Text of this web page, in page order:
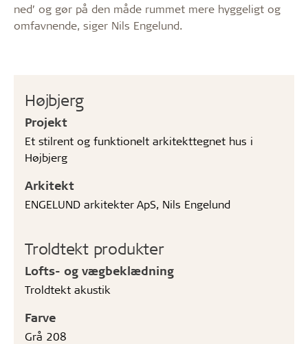
Højbjerg
Projekt
Et stilrent og funktionelt arkitekttegnet hus i
Højbjerg
Arkitekt
ENGELUND arkitekter ApS, Nils Engelund
Troldtekt produkter
Lofts- og vægbeklædning
Troldtekt akustik
Farve
Grå 208
ned’ og gør på den måde rummet mere hyggeligt og
omfavnende, siger Nils Engelund.